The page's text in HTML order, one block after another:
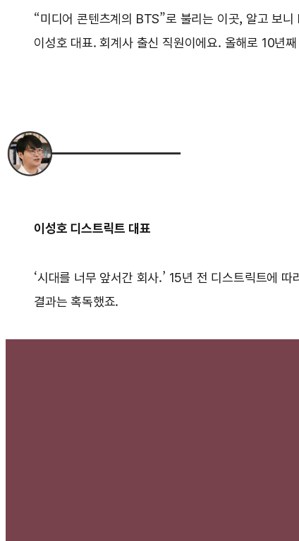
“미디어 콘텐츠계의 BTS”로 불리는 이곳, 알고 보
이성호 대표. 회계사 출신 직원이에요. 올해로 10년
이성호 디스트릭트 대표
‘시대를 너무 앞서간 회사.’ 15년 전 디스트릭트에
결과는 혹독했죠.